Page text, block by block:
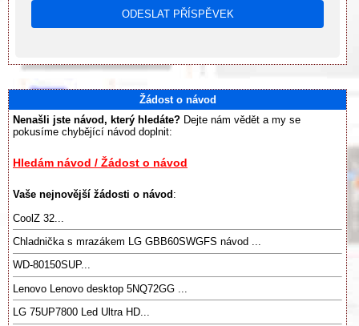
Žádost o návod
Nenašli jste návod, který hledáte? Dejte nám vědět a my se
pokusíme chybějící návod doplnit:
Hledám návod / Žádost o návod
Vaše nejnovější žádosti o návod :
CoolZ 32...
Chladnička s mrazákem LG GBB60SWGFS návod ...
WD-80150SUP...
Lenovo Lenovo desktop 5NQ72GG ...
LG 75UP7800 Led Ultra HD...